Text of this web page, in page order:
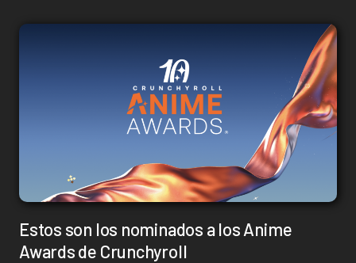
Estos son los nominados a los Anime
Awards de Crunchyroll